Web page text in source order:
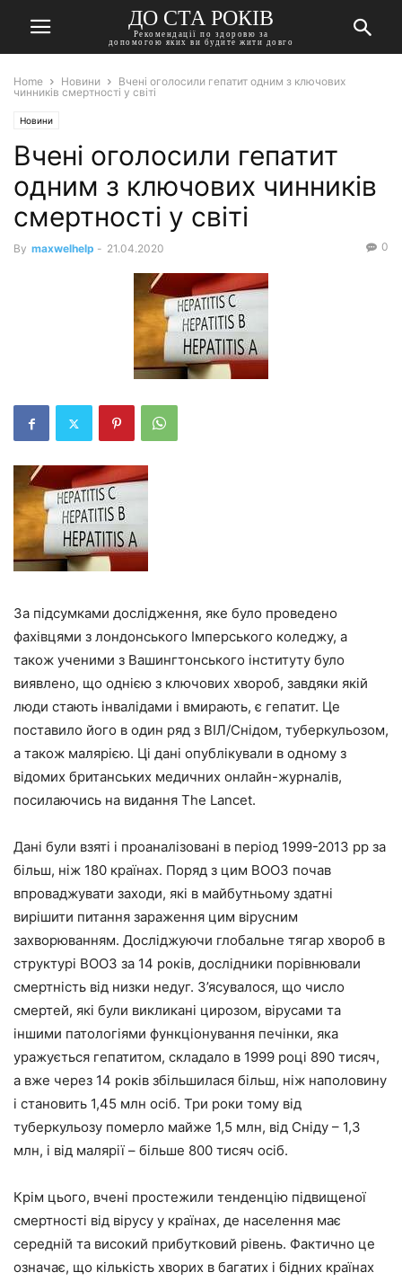
ДО СТА РОКІВ
Рекомендації по здоровю за
допомогою яких ви будите жити довго
Home Новини
Вчені оголосили гепатит одним з ключових
чинників смертності у світі
Новини
Вчені оголосили гепатит
одним з ключових чинників
смертності у світі
By maxwelhelp - 21.04.2020 0
За підсумками дослідження, яке було проведено
фахівцями з лондонського Імперського коледжу, а
також ученими з Вашингтонського інституту було
виявлено, що однією з ключових хвороб, завдяки якій
люди стають інвалідами і вмирають, є гепатит. Це
поставило його в один ряд з ВІЛ/Снідом, туберкульозом,
а також малярією. Ці дані опублікували в одному з
відомих британських медичних онлайн-журналів,
посилаючись на видання The Lancet.
Дані були взяті і проаналізовані в період 1999-2013 рр за
більш, ніж 180 країнах. Поряд з цим ВООЗ почав
впроваджувати заходи, які в майбутньому здатні
вирішити питання зараження цим вірусним
захворюванням. Досліджуючи глобальне тягар хвороб в
структурі ВООЗ за 14 років, дослідники порівнювали
смертність від низки недуг. З’ясувалося, що число
смертей, які були викликані цирозом, вірусами та
іншими патологіями функціонування печінки, яка
уражується гепатитом, складало в 1999 році 890 тисяч,
а вже через 14 років збільшилася більш, ніж наполовину
і становить 1,45 млн осіб. Три роки тому від
туберкульозу померло майже 1,5 млн, від Сніду – 1,3
млн, і від малярії – більше 800 тисяч осіб.
Крім цього, вчені простежили тенденцію підвищеної
смертності від вірусу у країнах, де населення має
середній та високий прибутковий рівень. Фактично це
означає, що кількість хворих в багатих і бідних країнах